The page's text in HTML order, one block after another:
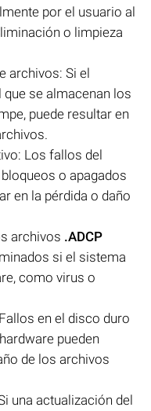
por el usuario al
o limpieza
archivos: Si el
se almacenan los
puede resultar en
Los fallos del
o apagados
en la pérdida o daño
archivos .ADCP
si el sistema
como virus o
en el disco duro
pueden
de los archivos
una actualización del